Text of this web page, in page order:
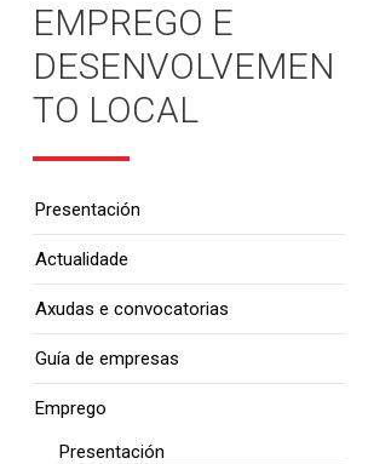
EMPREGO E
DESENVOLVEMEN
TO LOCAL
Presentación
Actualidade
Axudas e convocatorias
Guía de empresas
Emprego
Presentación